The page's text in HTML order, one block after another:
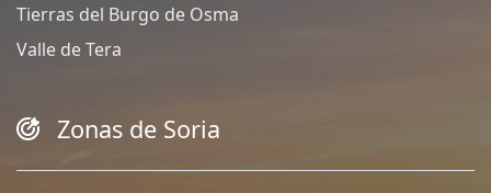
Tierras del Burgo de Osma
Valle de Tera
Zonas de Soria